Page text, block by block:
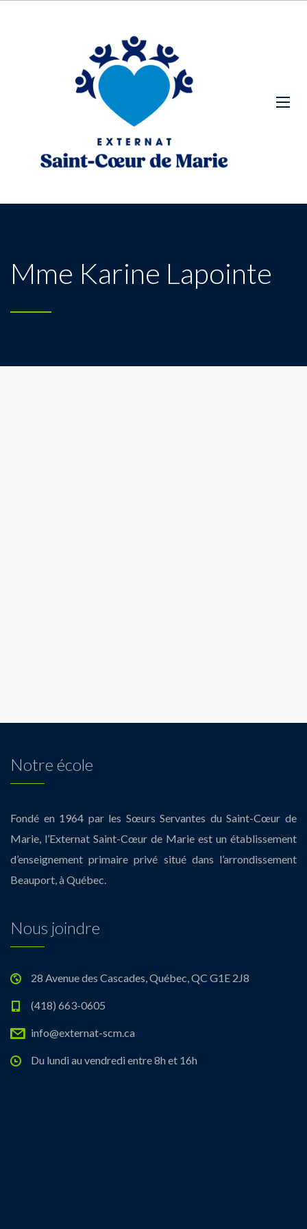
Mme Karine Lapointe
Notre école
Fondé en 1964 par les Sœurs Servantes du Saint-Cœur de
Marie, l’Externat Saint-Cœur de Marie est un établissement
d’enseignement primaire privé situé dans l’arrondissement
Beauport, à Québec.
Nous joindre
28 Avenue des Cascades, Québec, QC G1E 2J8
(418) 663-0605
info@externat-scm.ca
Du lundi au vendredi entre 8h et 16h